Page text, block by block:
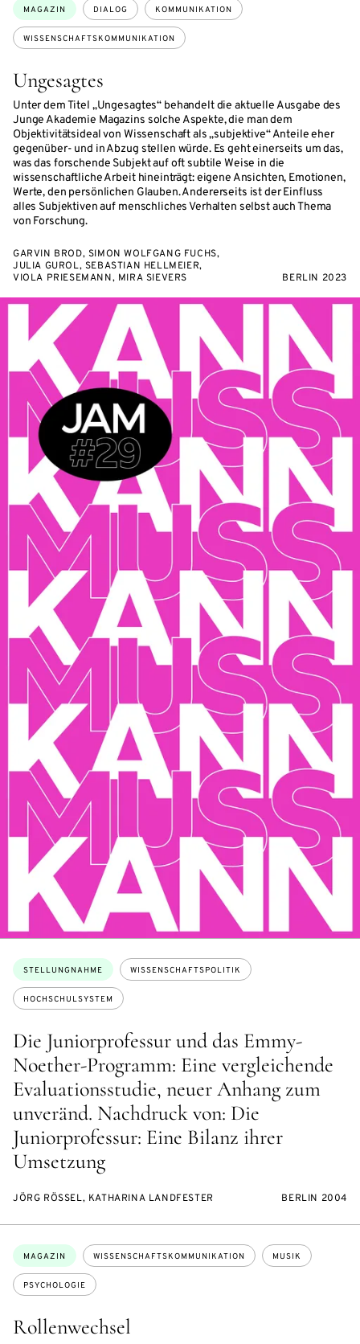
Ungesagtes
Unter dem Titel „Ungesagtes“ behandelt die aktuelle Ausgabe des
Junge Akademie Magazins solche Aspekte, die man dem
Objektivitätsideal von Wissenschaft als „subjektive“ Anteile eher
gegenüber- und in Abzug stellen würde. Es geht einerseits um das,
was das forschende Subjekt auf oft subtile Weise in die
wissenschaftliche Arbeit hineinträgt: eigene Ansichten, Emotionen,
Werte, den persönlichen Glauben. Andererseits ist der Einfluss
alles Subjektiven auf menschliches Verhalten selbst auch Thema
von Forschung.
Themen:
MAGAZIN DIALOG KOMMUNIKATION
WISSENSCHAFTSKOMMUNIKATION
GARVIN BROD, SIMON WOLFGANG FUCHS,
JULIA GUROL, SEBASTIAN HELLMEIER,
VIOLA PRIESEMANN, MIRA SIEVERS
BERLIN 2023
Die Juniorprofessur und das Emmy-
Noether-Programm: Eine vergleichende
Evaluationsstudie, neuer Anhang zum
unveränd. Nachdruck von: Die
Juniorprofessur: Eine Bilanz ihrer
Umsetzung
Themen:
STELLUNGNAHME WISSENSCHAFTSPOLITIK
HOCHSCHULSYSTEM
JÖRG RÖSSEL, KATHARINA LANDFESTER BERLIN 2004
Rollenwechsel
Themen:
MAGAZIN WISSENSCHAFTSKOMMUNIKATION MUSIK
PSYCHOLOGIE